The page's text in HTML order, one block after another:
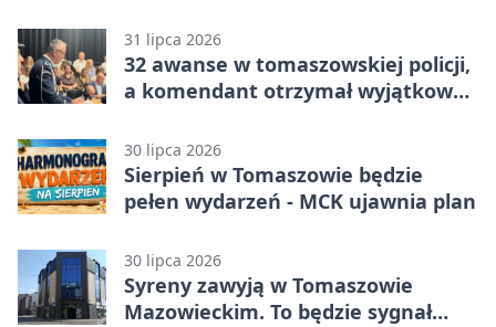
Mazowiecki 2:1
31 lipca 2026
32 awanse w tomaszowskiej policji,
a komendant otrzymał wyjątkowy
30 lipca 2026
Sierpień w Tomaszowie będzie
pełen wydarzeń - MCK ujawnia plan
30 lipca 2026
Syreny zawyją w Tomaszowie
Mazowieckim. To będzie sygnał